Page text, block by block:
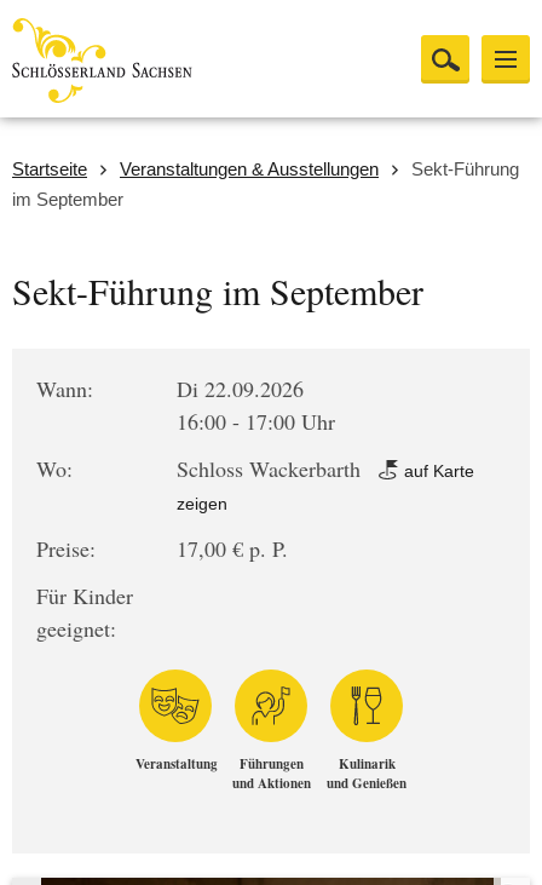
Startseite Veranstaltungen & Ausstellungen
Sekt-Führung
im September
Sekt-Führung im September
Wann:
Di 22.09.2026
16:00 - 17:00 Uhr
Wo:
Schloss Wackerbarth
auf Karte
zeigen
Preise:
17,00 € p. P.
Für Kinder
geeignet:
Veranstaltung
Führungen
und Aktionen
Kulinarik
und Genießen